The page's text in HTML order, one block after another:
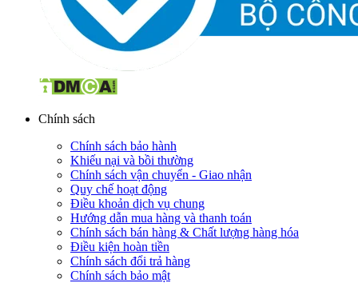
Chính sách
Chính sách bảo hành
Khiếu nại và bồi thường
Chính sách vận chuyển - Giao nhận
Quy chế hoạt động
Điều khoản dịch vụ chung
Hướng dẫn mua hàng và thanh toán
Chính sách bán hàng & Chất lượng hàng hóa
Điều kiện hoàn tiền
Chính sách đổi trả hàng
Chính sách bảo mật